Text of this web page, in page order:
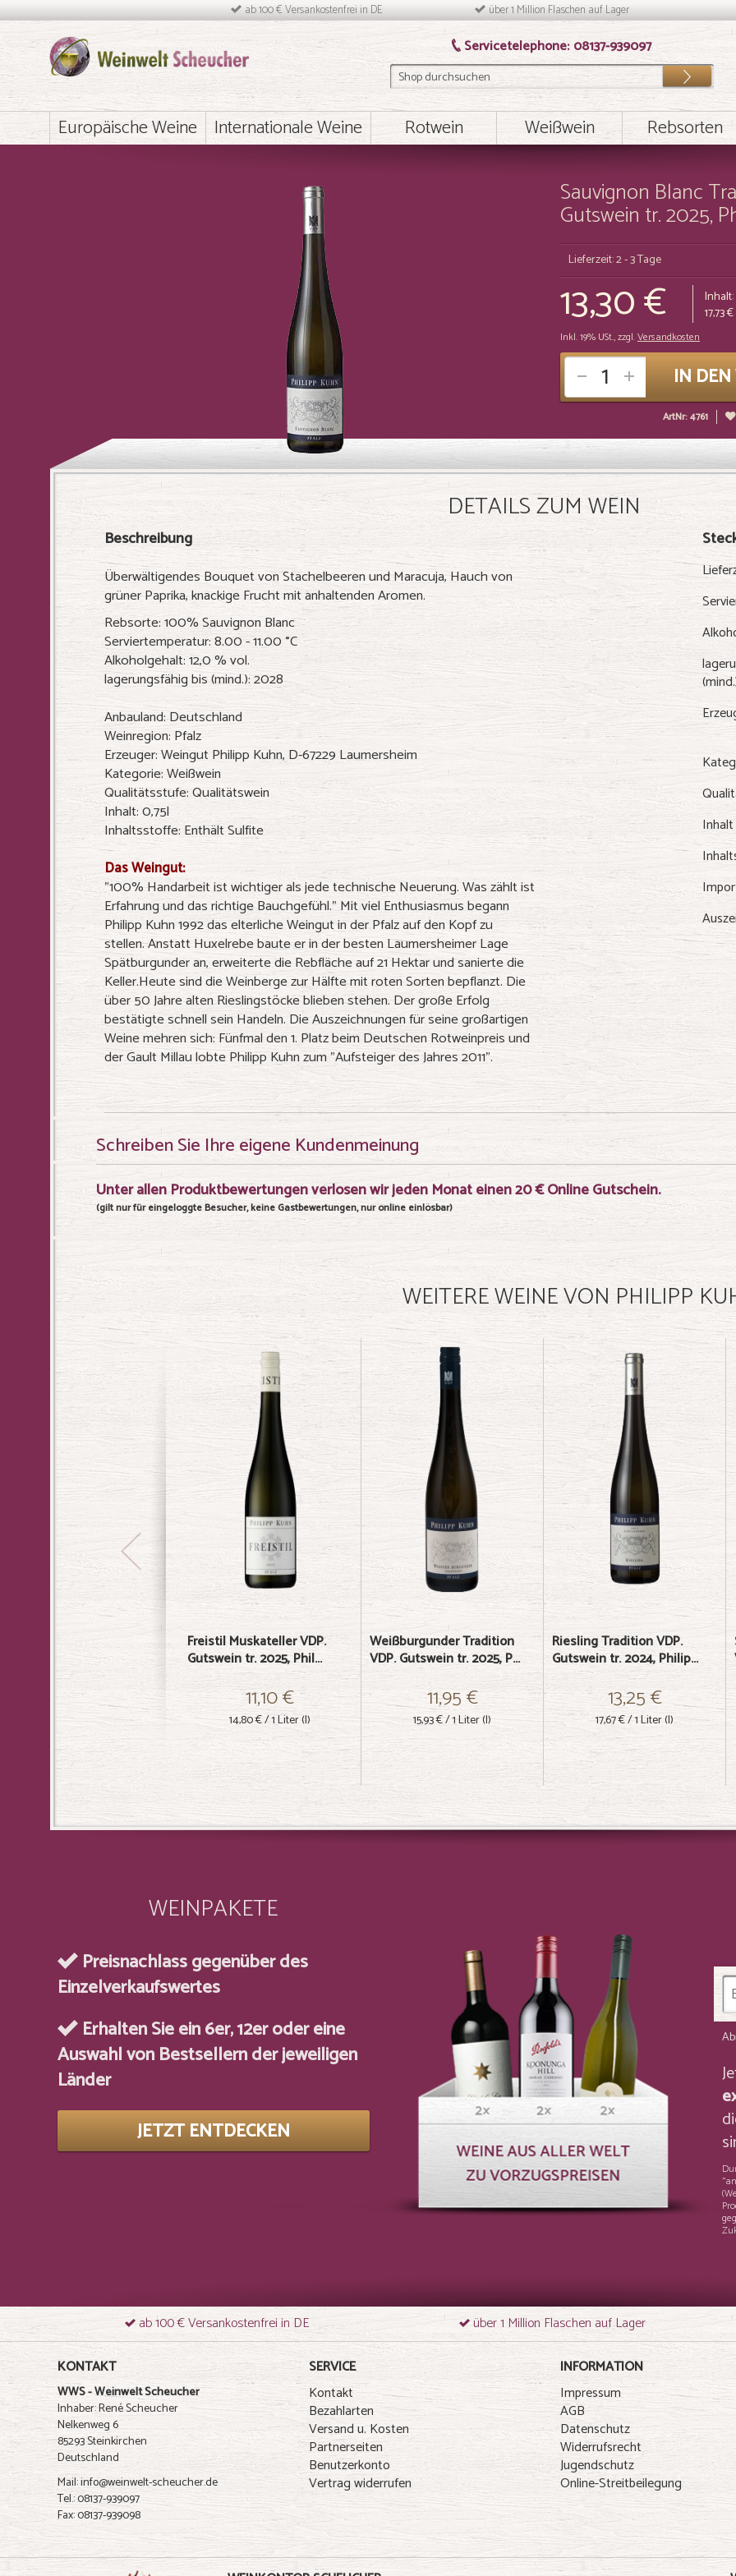
ab 100 € Versankostenfrei in DE über 1 Million Flaschen auf Lager
Servicetelephone: 08137-939097
Los
Europäische Weine Internationale Weine Rotwein Weißwein Rebsorten
Sauvignon Blanc
Gutswein tr. 2025,
Lieferzeit: 2 - 3 Tage
13,30 €
Inkl. 19% USt.,zzgl.Versandkosten
Inhalt:
17,73 €
IN
ArtNr: 4761
DETAILS ZUM WEIN
Beschreibung
Überwältigendes Bouquet von Stachelbeeren und Maracuja, Hauch von
grüner Paprika, knackige Frucht mit anhaltenden Aromen.
Rebsorte: 100% Sauvignon Blanc
Serviertemperatur: 8.00 - 11.00 °C
Alkoholgehalt: 12,0 % vol.
lagerungsfähig bis (mind.): 2028
Anbauland: Deutschland
Weinregion: Pfalz
Erzeuger: Weingut Philipp Kuhn, D-67229 Laumersheim
Kategorie: Weißwein
Qualitätsstufe: Qualitätswein
Inhalt: 0,75l
Inhaltsstoffe: Enthält Sulfite
Das Weingut:
"100% Handarbeit ist wichtiger als jede technische Neuerung. Was zählt ist
Erfahrung und das richtige Bauchgefühl." Mit viel Enthusiasmus begann
Philipp Kuhn 1992 das elterliche Weingut in der Pfalz auf den Kopf zu
stellen. Anstatt Huxelrebe baute er in der besten Laumersheimer Lage
Spätburgunder an, erweiterte die Rebfläche auf 21 Hektar und sanierte die
Keller.Heute sind die Weinberge zur Hälfte mit roten Sorten bepflanzt. Die
über 50 Jahre alten Rieslingstöcke blieben stehen. Der große Erfolg
bestätigte schnell sein Handeln. Die Auszeichnungen für seine großartigen
Weine mehren sich: Fünfmal den 1. Platz beim Deutschen Rotweinpreis und
der Gault Millau lobte Philipp Kuhn zum "Aufsteiger des Jahres 2011".
Inhalt
Schreiben Sie Ihre eigene Kundenmeinung
Unter allen Produktbewertungen verlosen wir jeden Monat einen 20 € Online Gutschein.
(gilt nur für eingeloggte Besucher, keine Gastbewertungen, nur online einlösbar)
WEITERE WEINE VON PHILIPP
Freistil Muskateller VDP.
Gutswein tr. 2025, Phil...
11,10 €
14,80 €/ 1 Liter (l)
Weißburgunder Tradition
VDP. Gutswein tr. 2025, P...
11,95 €
15,93 €/ 1 Liter (l)
Riesling Tradition VDP.
Gutswein tr. 2024, Philip...
13,25 €
17,67 €/ 1 Liter (l)
WEINPAKETE
Preisnachlass gegenüber des
Einzelverkaufswertes
Erhalten Sie ein 6er, 12er oder eine
Auswahl von Bestsellern der jeweiligen
Länder
JETZT ENTDECKEN
ab 100 € Versankostenfrei in DE
über 1 Million Flaschen auf Lager
KONTAKT
WWS - Weinwelt Scheucher
Inhaber: René Scheucher
Nelkenweg 6
85293 Steinkirchen
Deutschland
Mail: info@weinwelt-scheucher.de
Tel.: 08137-939097
Fax: 08137-939098
SERVICE
Kontakt
Bezahlarten
Versand u. Kosten
Partnerseiten
Benutzerkonto
Vertrag widerrufen
INFORMATION
Impressum
AGB
Datenschutz
Widerrufsrecht
Jugendschutz
Online-Streitbeilegung